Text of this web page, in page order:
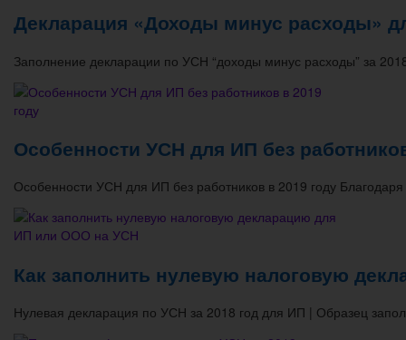
Декларация «Доходы минус расходы»
Заполнение декларации по УСН “доходы минус расходы” за
Особенности УСН для ИП без
Особенности УСН для ИП без работников в 2019 году
Как заполнить нулевую налоговую
Нулевая декларация по УСН за 2018 год для ИП | Образец